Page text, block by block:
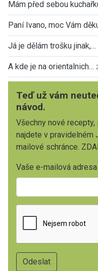
Mám před sebou
Paní Ivano, moc Vám
Já je dělám trošku jinak,…
A kde je na orientalnich…
Teď už vám
návod.
Všechny nové
najdete v pravidelném
mailové schránce.
Vaše e-mailová adresa